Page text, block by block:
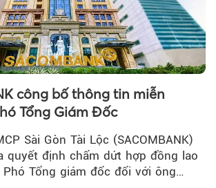
công bố thông tin miễn
Tổng Giám Đốc
Sài Gòn Tài Lộc (SACOMBANK)
quyết định chấm dứt hợp đồng lao
Tổng giám đốc đối với ông